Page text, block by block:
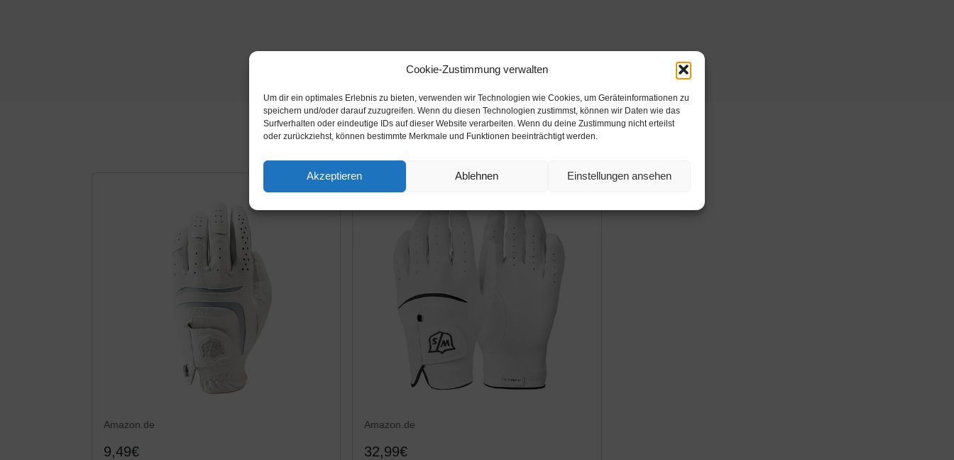
Cookie-Zustimmung verwalten
Um dir ein optimales Erlebnis zu bieten, verwenden wir Technologien wie Cookies, um Geräteinformationen zu
speichern und/oder darauf zuzugreifen. Wenn du diesen Technologien zustimmst, können wir Daten wie das
Surfverhalten oder eindeutige IDs auf dieser Website verarbeiten. Wenn du deine Zustimmung nicht erteilst
oder zurückziehst, können bestimmte Merkmale und Funktionen beeinträchtigt werden.
Akzeptieren Ablehnen Einstellungen ansehen
Beschreibung Zusätzliche Informationen
Amazon.de
9,49€
Amazon.de
32,99€